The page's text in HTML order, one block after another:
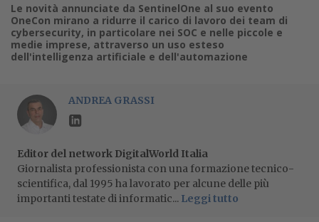
Le novità annunciate da SentinelOne al suo evento
OneCon mirano a ridurre il carico di lavoro dei team di
cybersecurity, in particolare nei SOC e nelle piccole e
medie imprese, attraverso un uso esteso
dell'intelligenza artificiale e dell'automazione
ANDREA GRASSI
Editor del network DigitalWorld Italia
Giornalista professionista con una formazione tecnico-
scientifica, dal 1995 ha lavorato per alcune delle più
importanti testate di informatic... Leggi tutto